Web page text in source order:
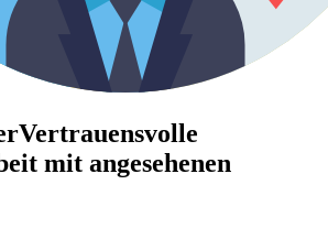
Vertrauensvolle
mit angesehenen